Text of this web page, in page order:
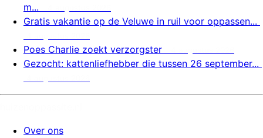
m...
Gratis vakantie op de Veluwe in ruil voor oppassen...
Poes Charlie zoekt verzorgster
Gezocht: kattenliefhebber die tussen 26 september...
Over ons